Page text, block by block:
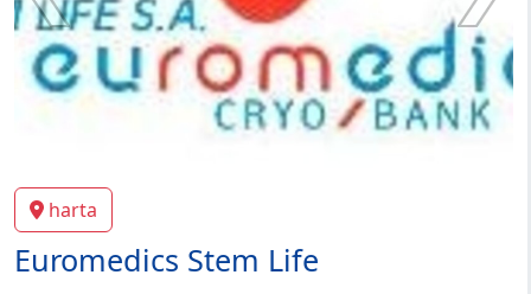
harta
Euromedics Stem Life